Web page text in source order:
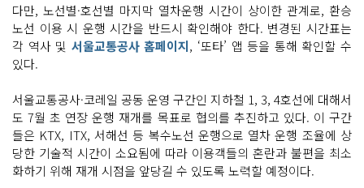
다만, 노선별·호선별 마지막 열차운행 시간이 상이한 관계로, 환승
노선 이용 시 운행 시간을 반드시 확인해야 한다. 변경된 시간표는
각 역사 및 서울교통공사 홈페이지, ‘또타’ 앱 등을 통해 확인할 수
있다.
서울교통공사·코레일 공동 운영 구간인 지하철 1, 3, 4호선에 대해서
도 7월 초 연장 운행 재개를 목표로 협의를 추진하고 있다. 이 구간
들은 KTX, ITX, 서해선 등 복수노선 운행으로 열차 운행 조율에 상
당한 기술적 시간이 소요됨에 따라 이용객들의 혼란과 불편을 최소
화하기 위해 재개 시점을 앞당길 수 있도록 노력할 예정이다.